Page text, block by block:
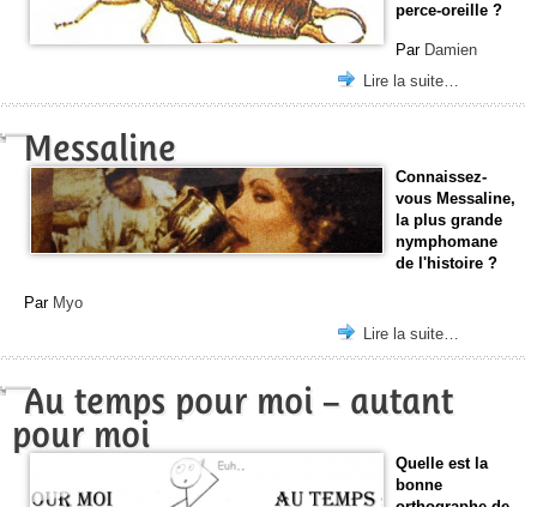
perce-oreille ?
Par Damien
Lire la suite…
Messaline
Connaissez-
vous Messaline,
la plus grande
nymphomane
de l'histoire ?
Par Myo
Lire la suite…
Au temps pour moi – autant
pour moi
Quelle est la
bonne